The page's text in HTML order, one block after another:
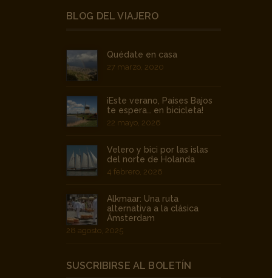
¡Este verano, Países Bajos
Velero y bici por las islas
del norte de Holanda
Alkmaar: Una ruta
28 agosto, 2025
SUSCRIBIRSE AL BOLETÍN